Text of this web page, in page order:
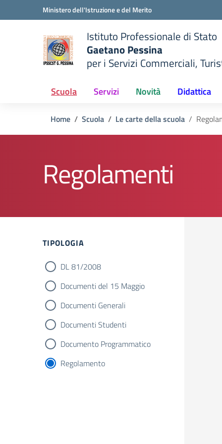
Vai ai contenuti
Vai al menu di navigazioneMinistero dell'Istruzione e del Merito
Istituto Professionale di Stato
Gaetano Pessina
per i Servizi Commerciali,
Scuola Servizi Novità Didattica
Home Scuola Le carte della scuola
Regolamenti
Filtri
TIPOLOGIA
DL 81/2008
Documenti del 15 Maggio
Documenti Generali
Documenti Studenti
Documento Programmatico
Regolamento